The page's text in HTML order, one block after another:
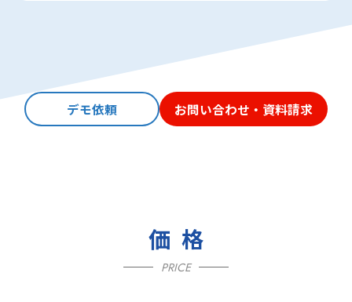
デモ依頼 お問い合わせ・資料請求
価格
PRICE